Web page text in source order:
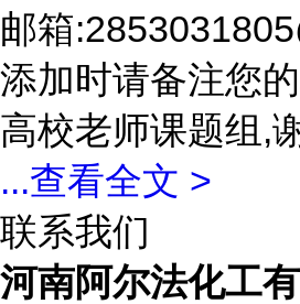
邮箱
添加时请备注您
高校老师课题组,
...查看全文 >
联系我们
河南阿尔法化工